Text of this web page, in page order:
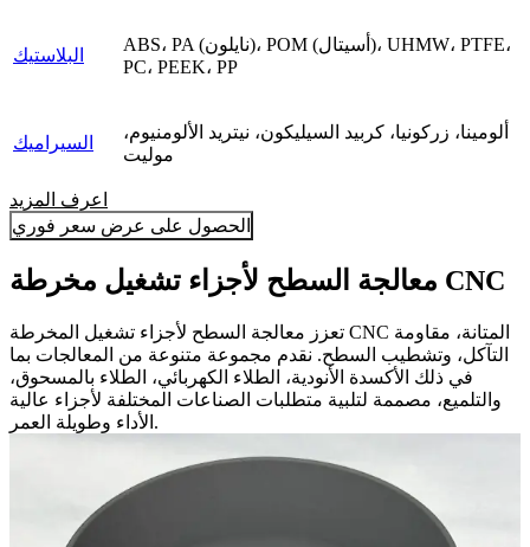
البلاستيك
ABS، PA (نايلون)، POM (أسيتال)، UHMW، PTFE،
PC، PEEK، PP
السيراميك
ألومينا، زركونيا، كربيد السيليكون، نيتريد الألومنيوم،
موليت
اعرف المزيد
الحصول على عرض سعر فوري
معالجة السطح لأجزاء تشغيل مخرطة CNC
تعزز معالجة السطح لأجزاء تشغيل المخرطة CNC المتانة، مقاومة
التآكل، وتشطيب السطح. نقدم مجموعة متنوعة من المعالجات بما
في ذلك الأكسدة الأنودية، الطلاء الكهربائي، الطلاء بالمسحوق،
والتلميع، مصممة لتلبية متطلبات الصناعات المختلفة لأجزاء عالية
الأداء وطويلة العمر.